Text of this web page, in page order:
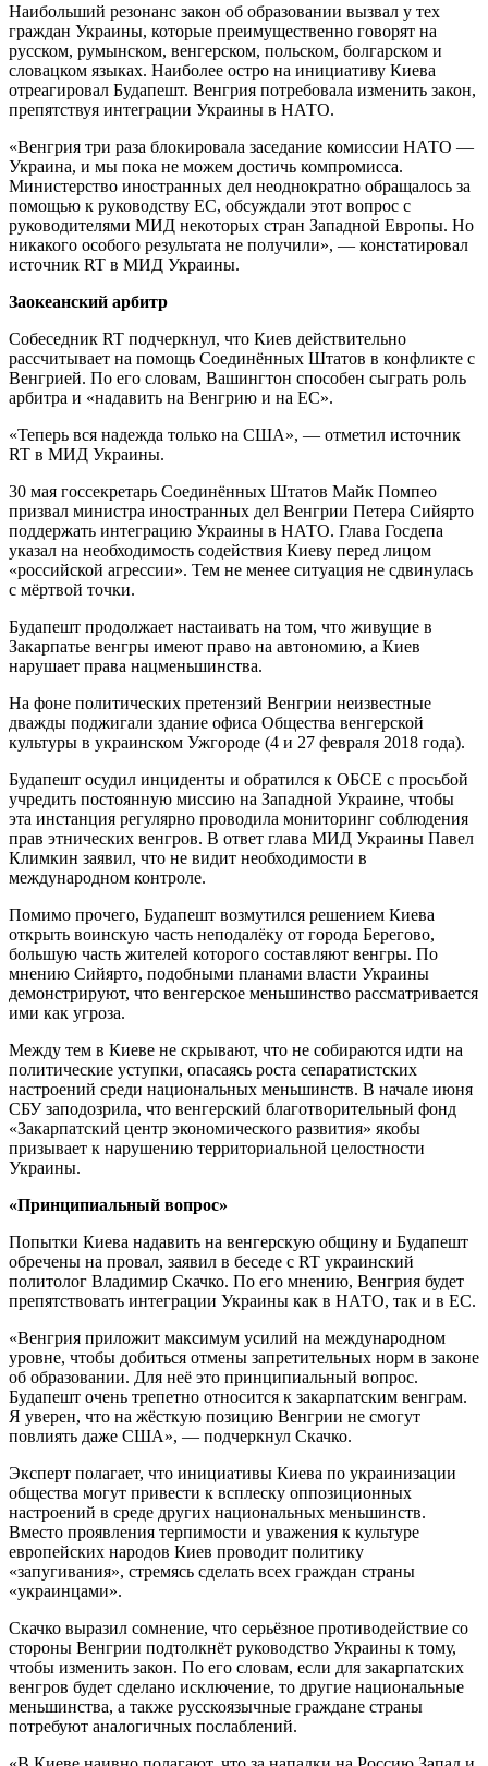
Наибольший резонанс закон об образовании вызвал у тех
граждан Украины, которые преимущественно говорят на
русском, румынском, венгерском, польском, болгарском и
словацком языках. Наиболее остро на инициативу Киева
отреагировал Будапешт. Венгрия потребовала изменить закон,
препятствуя интеграции Украины в НАТО.
«Венгрия три раза блокировала заседание комиссии НАТО —
Украина, и мы пока не можем достичь компромисса.
Министерство иностранных дел неоднократно обращалось за
помощью к руководству ЕС, обсуждали этот вопрос с
руководителями МИД некоторых стран Западной Европы. Но
никакого особого результата не получили», — констатировал
источник RT в МИД Украины.
Заокеанский арбитр
Собеседник RT подчеркнул, что Киев действительно
рассчитывает на помощь Соединённых Штатов в конфликте с
Венгрией. По его словам, Вашингтон способен сыграть роль
арбитра и «надавить на Венгрию и на ЕС».
«Теперь вся надежда только на США», — отметил источник
RT в МИД Украины.
30 мая госсекретарь Соединённых Штатов Майк Помпео
призвал министра иностранных дел Венгрии Петера Сийярто
поддержать интеграцию Украины в НАТО. Глава Госдепа
указал на необходимость содействия Киеву перед лицом
«российской агрессии». Тем не менее ситуация не сдвинулась
с мёртвой точки.
Будапешт продолжает настаивать на том, что живущие в
Закарпатье венгры имеют право на автономию, а Киев
нарушает права нацменьшинства.
На фоне политических претензий Венгрии неизвестные
дважды поджигали здание офиса Общества венгерской
культуры в украинском Ужгороде (4 и 27 февраля 2018 года).
Будапешт осудил инциденты и обратился к ОБСЕ с просьбой
учредить постоянную миссию на Западной Украине, чтобы
эта инстанция регулярно проводила мониторинг соблюдения
прав этнических венгров. В ответ глава МИД Украины Павел
Климкин заявил, что не видит необходимости в
международном контроле.
Помимо прочего, Будапешт возмутился решением Киева
открыть воинскую часть неподалёку от города Берегово,
большую часть жителей которого составляют венгры. По
мнению Сийярто, подобными планами власти Украины
демонстрируют, что венгерское меньшинство рассматривается
ими как угроза.
Между тем в Киеве не скрывают, что не собираются идти на
политические уступки, опасаясь роста сепаратистских
настроений среди национальных меньшинств. В начале июня
СБУ заподозрила, что венгерский благотворительный фонд
«Закарпатский центр экономического развития» якобы
призывает к нарушению территориальной целостности
Украины.
«Принципиальный вопрос»
Попытки Киева надавить на венгерскую общину и Будапешт
обречены на провал, заявил в беседе с RT украинский
политолог Владимир Скачко. По его мнению, Венгрия будет
препятствовать интеграции Украины как в НАТО, так и в ЕС.
«Венгрия приложит максимум усилий на международном
уровне, чтобы добиться отмены запретительных норм в законе
об образовании. Для неё это принципиальный вопрос.
Будапешт очень трепетно относится к закарпатским венграм.
Я уверен, что на жёсткую позицию Венгрии не смогут
повлиять даже США», — подчеркнул Скачко.
Эксперт полагает, что инициативы Киева по украинизации
общества могут привести к всплеску оппозиционных
настроений в среде других национальных меньшинств.
Вместо проявления терпимости и уважения к культуре
европейских народов Киев проводит политику
«запугивания», стремясь сделать всех граждан страны
«украинцами».
Скачко выразил сомнение, что серьёзное противодействие со
стороны Венгрии подтолкнёт руководство Украины к тому,
чтобы изменить закон. По его словам, если для закарпатских
венгров будет сделано исключение, то другие национальные
меньшинства, а также русскоязычные граждане страны
потребуют аналогичных послаблений.